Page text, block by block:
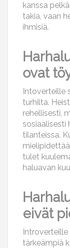
kanssa
takia, vaan
ihmisiä.
ovat
Intoverteille
turhilta.
rehellisesti,
sosiaalisesti
tilanteissa.
tulet
haluavan
eivät
tärkeämpiä